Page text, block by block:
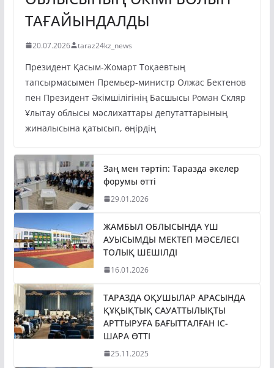
ТАҒАЙЫНДАЛДЫ
тапсырмасымен Премьер-министр Олжас Бектенов
пен Президент Әкімшілігінің Басшысы Роман Скляр
Ұлытау облысы мәслихаттары депутаттарының
жиналысына қатысып, өңірдің
форумы өтті
29.01.2026
АУЫСЫМДЫ МЕКТЕП МӘСЕЛЕСІ
ТОЛЫҚ ШЕШІЛДІ
16.01.2026
ҚҰҚЫҚТЫҚ САУАТТЫЛЫҚТЫ
АРТТЫРУҒА БАҒЫТТАЛҒАН ІС-
ШАРА ӨТТІ